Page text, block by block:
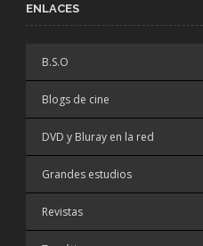
ENLACES
B.S.O
Blogs de cine
DVD y Bluray en la red
Grandes estudios
Revistas